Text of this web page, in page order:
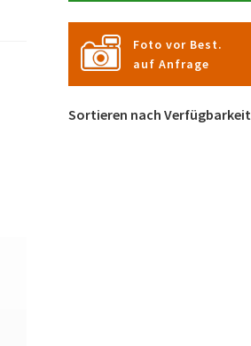
Foto vor Best.
auf Anfrage
Sortieren nach Verfügbarkeit